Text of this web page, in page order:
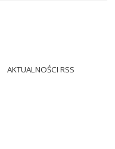
AKTUALNOŚCI RSS